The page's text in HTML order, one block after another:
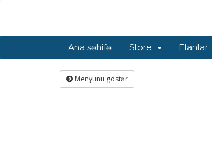
Ana səhifə Store Elanlar
Menyunu göstər